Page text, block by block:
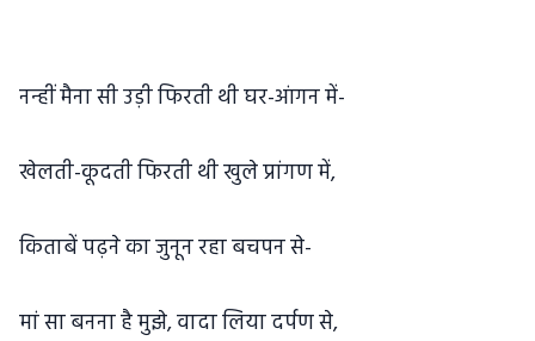
नन्हीं मैना सी उड़ी फिरती थी घर-आंगन में-
खेलती-कूदती फिरती थी खुले प्रांगण में,
किताबें पढ़ने का जुनून रहा बचपन से-
मां सा बनना है मुझे, वादा लिया दर्पण से,